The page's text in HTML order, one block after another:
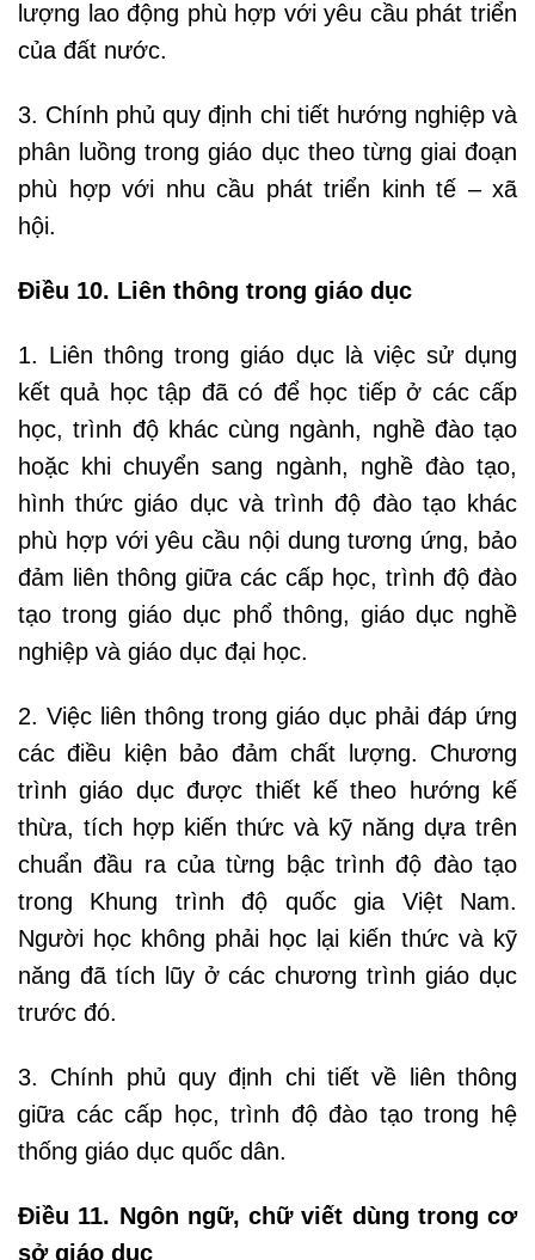
lượng lao động phù hợp với yêu cầu phát triển
của đất nước.
3. Chính phủ quy định chi tiết hướng nghiệp và
phân luồng trong giáo dục theo từng giai đoạn
phù hợp với nhu cầu phát triển kinh tế – xã
hội.
Điều 10. Liên thông trong giáo dục
1. Liên thông trong giáo dục là việc sử dụng
kết quả học tập đã có để học tiếp ở các cấp
học, trình độ khác cùng ngành, nghề đào tạo
hoặc khi chuyển sang ngành, nghề đào tạo,
hình thức giáo dục và trình độ đào tạo khác
phù hợp với yêu cầu nội dung tương ứng, bảo
đảm liên thông giữa các cấp học, trình độ đào
tạo trong giáo dục phổ thông, giáo dục nghề
nghiệp và giáo dục đại học.
2. Việc liên thông trong giáo dục phải đáp ứng
các điều kiện bảo đảm chất lượng. Chương
trình giáo dục được thiết kế theo hướng kế
thừa, tích hợp kiến thức và kỹ năng dựa trên
chuẩn đầu ra của từng bậc trình độ đào tạo
trong Khung trình độ quốc gia Việt Nam.
Người học không phải học lại kiến thức và kỹ
năng đã tích lũy ở các chương trình giáo dục
trước đó.
3. Chính phủ quy định chi tiết về liên thông
giữa các cấp học, trình độ đào tạo trong hệ
thống giáo dục quốc dân.
Điều 11. Ngôn ngữ, chữ viết dùng trong cơ
sở giáo dục